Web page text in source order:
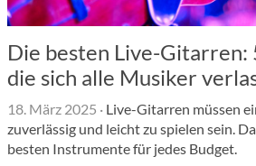
Die besten Live-Gitarren:
die sich alle Musiker
18. März 2025 · Live-Gitarren müssen
zuverlässig und leicht zu spielen sein.
besten Instrumente für jedes Budget.